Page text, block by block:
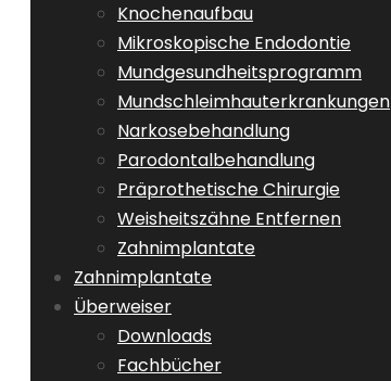
Knochenaufbau
Mikroskopische Endodontie
Mundgesundheitsprogramm
Mundschleimhauterkrankungen
Narkosebehandlung
Parodontalbehandlung
Präprothetische Chirurgie
Weisheitszähne Entfernen
Zahnimplantate
Zahnimplantate
Überweiser
Downloads
Fachbücher